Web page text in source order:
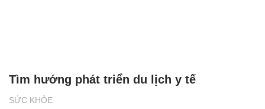
SỨC KHỎE
Tìm hướng phát triển du lịch y tế